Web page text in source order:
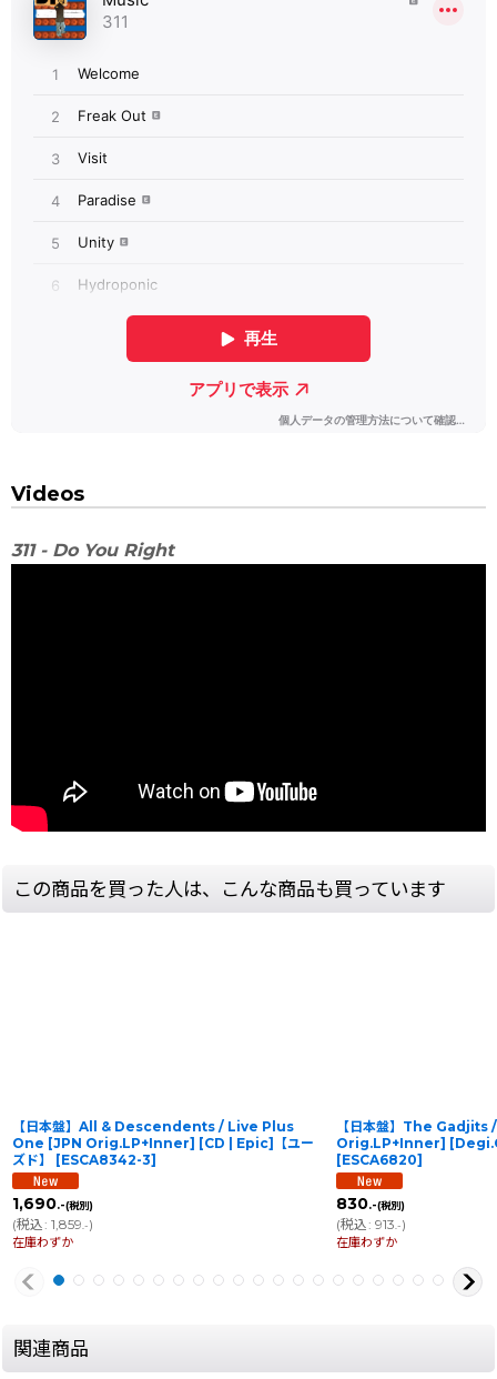
Videos
311 - Do You Right
この商品を買った人は、こんな商品も買っています
【日本盤】All & Descendents / Live Plus
One [JPN Orig.LP+Inner] [CD | Epic]【ユー
ズド】
[ESCA8342-3]
1,690.-(税別)
(税込: 1,859 .-)
在庫わずか
【日本盤】The
Orig.LP+Inner]
[ESCA6820]
830.-(税別)
(税込: 913 .-)
在庫わずか
関連商品